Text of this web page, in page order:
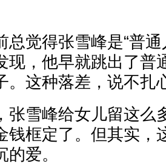
总觉得张雪峰是“普
现，他早就跳出了普
。这种落差，说不扎
张雪峰给女儿留这么
钱框定了。但其实，
爱。